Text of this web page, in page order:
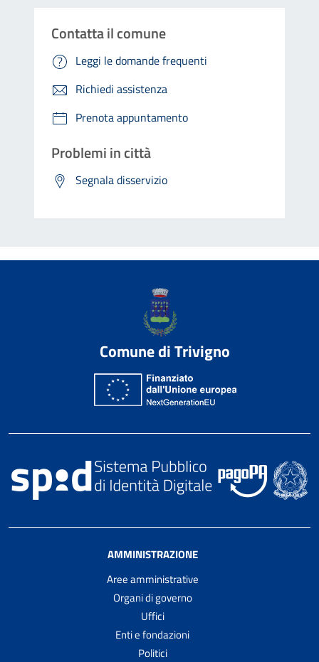
Contatta il comune
Leggi le domande frequenti
Richiedi assistenza
Prenota appuntamento
Problemi in città
Segnala disservizio
Comune di Trivigno
AMMINISTRAZIONE
Aree amministrative
Organi di governo
Uffici
Enti e fondazioni
Politici